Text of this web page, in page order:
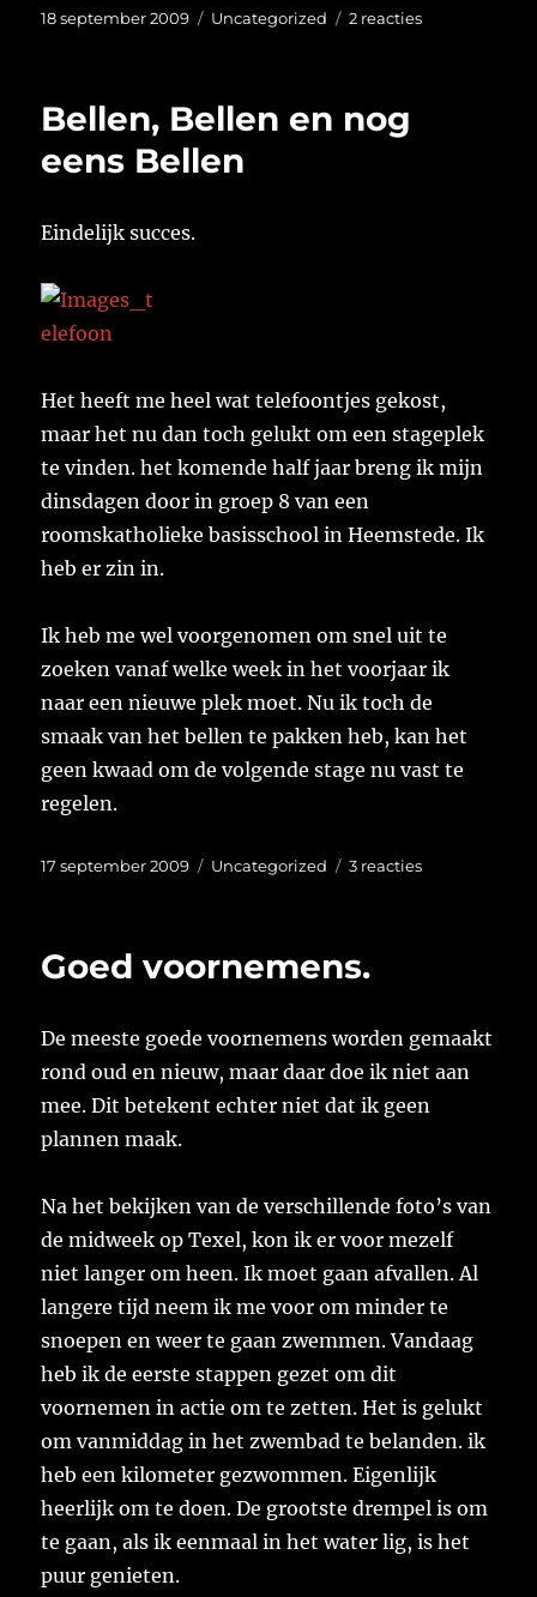
Geplaatst
18 september 2009 Categorieën
Uncategorized 2 reactiesop
Bellen, Bellen en nog
eens Bellen
Eindelijk succes.
Het heeft me heel wat telefoontjes gekost,
maar het nu dan toch gelukt om een stageplek
te vinden. het komende half jaar breng ik mijn
dinsdagen door in groep 8 van een
roomskatholieke basisschool in Heemstede. Ik
heb er zin in.
Ik heb me wel voorgenomen om snel uit te
zoeken vanaf welke week in het voorjaar ik
naar een nieuwe plek moet. Nu ik toch de
smaak van het bellen te pakken heb, kan het
geen kwaad om de volgende stage nu vast te
regelen.
Geplaatst
17 september 2009 Categorieën
Uncategorized 3 reactiesop
Goed voornemens.
De meeste goede voornemens worden gemaakt
rond oud en nieuw, maar daar doe ik niet aan
mee. Dit betekent echter niet dat ik geen
plannen maak.
Na het bekijken van de verschillende foto’s van
de midweek op Texel, kon ik er voor mezelf
niet langer om heen. Ik moet gaan afvallen. Al
langere tijd neem ik me voor om minder te
snoepen en weer te gaan zwemmen. Vandaag
heb ik de eerste stappen gezet om dit
voornemen in actie om te zetten. Het is gelukt
om vanmiddag in het zwembad te belanden. ik
heb een kilometer gezwommen. Eigenlijk
heerlijk om te doen. De grootste drempel is om
te gaan, als ik eenmaal in het water lig, is het
puur genieten.